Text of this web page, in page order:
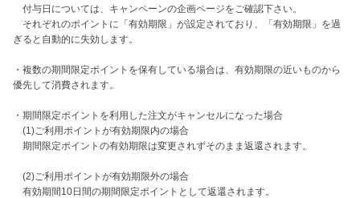
付与日については、キャンペーンの企画ページをご確認下さい。
それぞれのポイントに「有効期限」が設定されており、「有効期限」を過
ぎると自動的に失効します。
・複数の期間限定ポイントを保有している場合は、有効期限の近いものから
優先して消費されます。
・期間限定ポイントを利用した注文がキャンセルになった場合
(1)ご利用ポイントが有効期限内の場合
期間限定ポイントの有効期限は変更されずそのまま返還されます。
(2)ご利用ポイントが有効期限外の場合
有効期間10日間の期間限定ポイントとして返還されます。